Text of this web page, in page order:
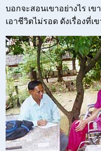
บอกจะสอนเขาอย่างไร เ
เอาชีวิตไม่รอด ดังเรื่องที่เ